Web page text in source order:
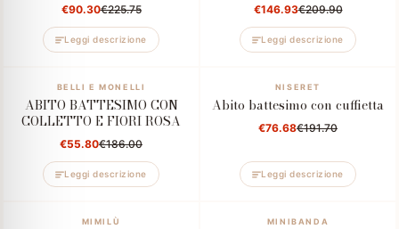
ANTICO
€90.30€225.75
Leggi descrizione
€146.93€209.90
Leggi descrizione
BELLI E MONELLI
ABITO BATTESIMO CON
COLLETTO E FIORI ROSA
€55.80€186.00
Leggi descrizione
NISERET
Abito battesimo con cuffietta
€76.68€191.70
Leggi descrizione
MIMILÙ MINIBANDA